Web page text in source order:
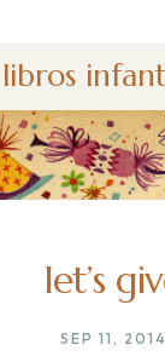
libros
let’s
SEP 11, 2014